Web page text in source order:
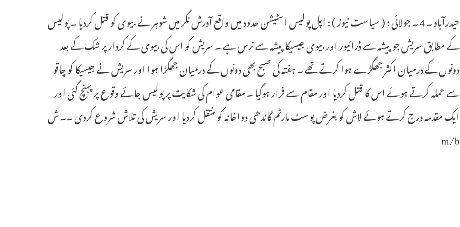
حیدرآباد ۔ 4 ۔ جولائی : ( سیاست نیوز ) : اپل پولیس اسٹیشن حدود میں واقع آدرش نگر میں شوہر نے بیوی کو قتل کردیا ۔ پولیس
کے مطابق سریش جو پیشہ سے ڈرائیور اور بیوی جیسیکا پیشہ سے نرس ہے ۔ سریش کو اس کی بیوی کے کردار پر شک کے بعد
دونوں کے درمیان اکثر جھگڑے ہوا کرتے تھے ۔ ہفتہ کی صبح بھی دونوں کے درمیان جھگڑا ہوا اور سریش نے جیسیکا کو چاقو
سے حملہ کرتے ہوئے اس کا قتل کردیا اور مقام سے فرار ہوگیا ۔ مقامی عوام کی شکایت پر پولیس جائے وقوع پر پہنچ گئی اور
ایک مقدمہ درج کرتے ہوئے لاش کو بغرض پوسٹ مارٹم گاندھی دواخانہ کو منتقل کردیا اور سریش کی تلاش شروع کردی ۔۔ ش
m/b